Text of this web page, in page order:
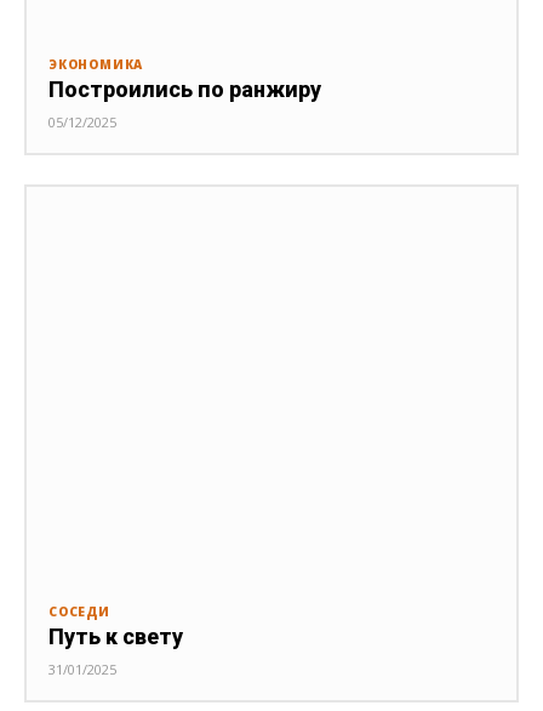
ЭКОНОМИКА
Построились по ранжиру
05/12/2025
СОСЕДИ
Путь к свету
31/01/2025